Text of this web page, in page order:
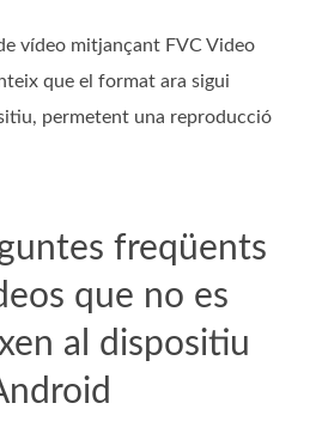
vídeo mitjançant FVC Video
que el format ara sigui
permetent una reproducció
freqüents
que no es
al dispositiu